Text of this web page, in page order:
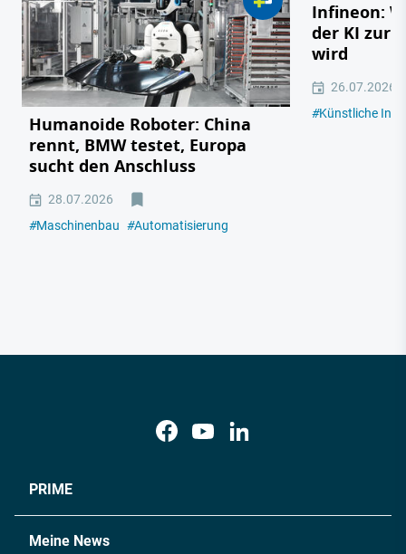
Humanoide Roboter: China
rennt, BMW testet, Europa
sucht den Anschluss
28.07.2026
#Maschinenbau #Automatisierung
Infineon:
der KI zur
wird
26.07.2026
#Künstliche
PRIME
Meine News